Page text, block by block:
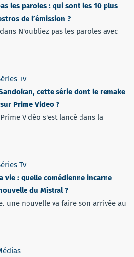
les paroles : qui sont les 10 plus
de l’émission ?
N'oubliez pas les paroles avec
Tv
cette série dont le remake
Prime Video ?
Vidéo s'est lancé dans la
Tv
vie : quelle comédienne incarne
du Mistral ?
une nouvelle va faire son arrivée au